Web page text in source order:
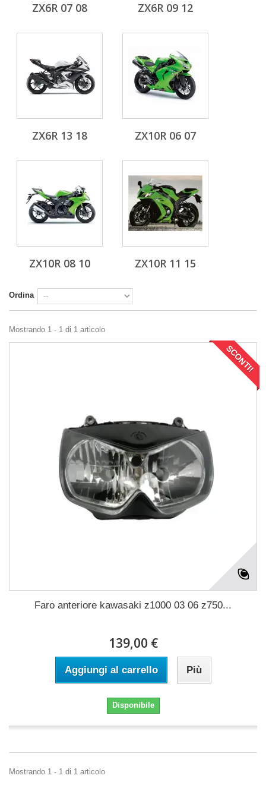
ZX6R 07 08 ZX6R 09 12
ZX6R 13 18 ZX10R 06 07
ZX10R 08 10 ZX10R 11 15
Ordina
Mostrando 1 - 1 di 1 articolo
SCONTI!
Faro anteriore kawasaki z1000 03 06 z750...
139,00 €
Aggiungi al carrello Più
Disponibile
Mostrando 1 - 1 di 1 articolo